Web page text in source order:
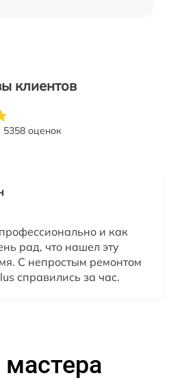
клиентов
5358 оценок
и как
рад, что нашел эту
С непростым ремонтом
справились за час.